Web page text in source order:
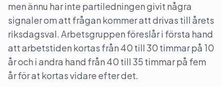
men ännu har inte partiledningen givit några
signaler om att frågan kommer att drivas till årets
riksdagsval. Arbetsgruppen föreslår i första hand
att arbetstiden kortas från 40 till 30 timmar på 10
år och i andra hand från 40 till 35 timmar på fem
år för at kortas vidare efter det.